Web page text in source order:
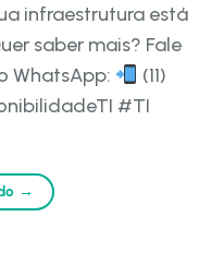
infraestrutura está
saber mais? Fale
WhatsApp:
(11)
#TI
→